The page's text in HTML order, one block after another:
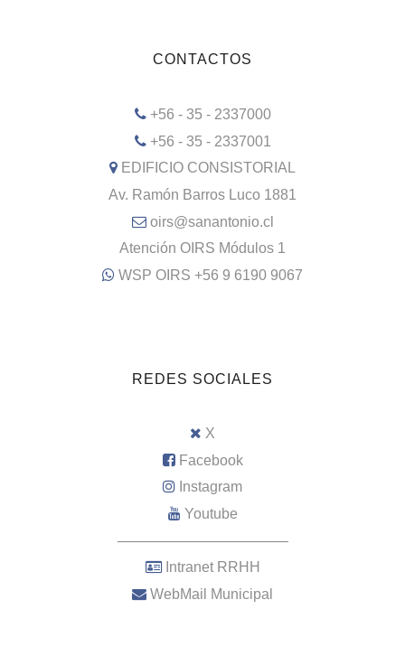
CONTACTOS
+56 - 35 - 2337000
+56 - 35 - 2337001
EDIFICIO CONSISTORIAL
Av. Ramón Barros Luco 1881
oirs@sanantonio.cl
Atención OIRS Módulos 1
WSP OIRS +56 9 6190 9067
REDES SOCIALES
X
Facebook
Instagram
Youtube
–––––––––––––––––––––
Intranet RRHH
WebMail Municipal